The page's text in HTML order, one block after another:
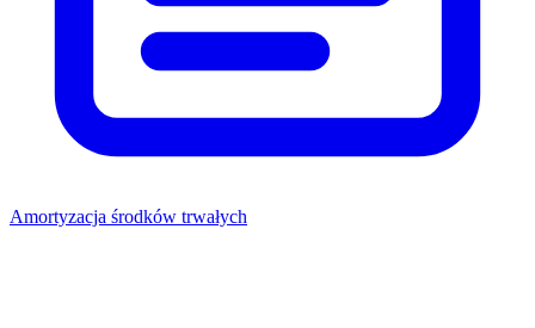
Amortyzacja środków trwałych